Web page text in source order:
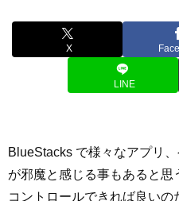
X
LINE
BlueStacks で様々なアプリ
が邪魔と感じる事もあると
コントロールできれば良い